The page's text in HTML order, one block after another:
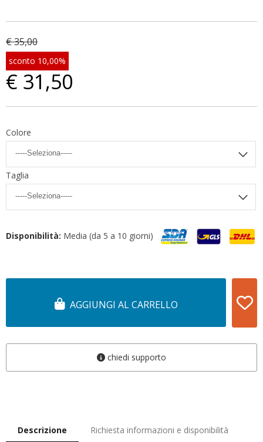
€ 35,00
sconto 10,00%
€ 31,50
Colore
Taglia
Disponibilità: Media (da 5 a 10 giorni)
AGGIUNGI AL CARRELLO
chiedi supporto
Descrizione Richiesta informazioni e disponibilità